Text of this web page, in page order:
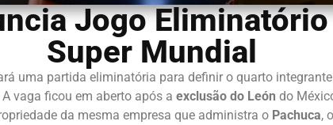
Jogo
Super Mundial
uma partida eliminatória para definir o quarto
A vaga ficou em aberto após a exclusão do León do
da mesma empresa que administra o Pachuca,